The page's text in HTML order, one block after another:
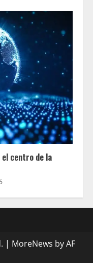
centro de la
| MoreNews by AF